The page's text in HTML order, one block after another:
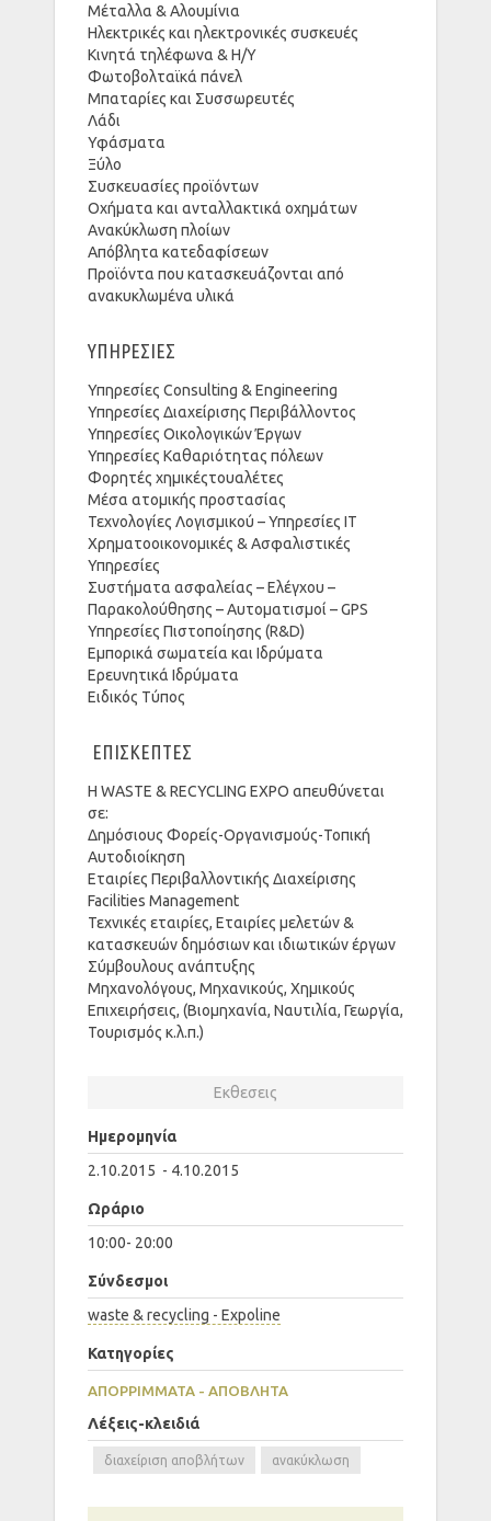
Μέταλλα & Αλουμίνια
Ηλεκτρικές και ηλεκτρονικές συσκευές
Κινητά τηλέφωνα & Η/Υ
Φωτοβολταϊκά πάνελ
Μπαταρίες και Συσσωρευτές
Λάδι
Υφάσματα
Ξύλο
Συσκευασίες προϊόντων
Οχήματα και ανταλλακτικά οχημάτων
Ανακύκλωση πλοίων
Απόβλητα κατεδαφίσεων
Προϊόντα που κατασκευάζονται από
ανακυκλωμένα υλικά
ΥΠΗΡΕΣΙΕΣ
Υπηρεσίες Consulting & Engineering
Υπηρεσίες Διαχείρισης Περιβάλλοντος
Υπηρεσίες Οικολογικών Έργων
Υπηρεσίες Καθαριότητας πόλεων
Φορητές χημικέςτουαλέτες
Μέσα ατομικής προστασίας
Τεχνολογίες Λογισμικού – Υπηρεσίες ΙΤ
Χρηματοοικονομικές & Ασφαλιστικές
Υπηρεσίες
Συστήματα ασφαλείας – Ελέγχου –
Παρακολούθησης – Αυτοματισμοί – GPS
Υπηρεσίες Πιστοποίησης (R&D)
Εμπορικά σωματεία και Ιδρύματα
Ερευνητικά Ιδρύματα
Ειδικός Τύπος
ΕΠΙΣΚΕΠΤΕΣ
Η WASTE & RECYCLING EXPO απευθύνεται
σε:
Δημόσιους Φορείς-Οργανισμούς-Τοπική
Αυτοδιοίκηση
Εταιρίες Περιβαλλοντικής Διαχείρισης
Facilities Management
Τεχνικές εταιρίες, Εταιρίες μελετών &
κατασκευών δημόσιων και ιδιωτικών έργων
Σύμβουλους ανάπτυξης
Μηχανολόγους, Μηχανικούς, Χημικούς
Επιχειρήσεις, (Βιομηχανία, Ναυτιλία, Γεωργία,
Τουρισμός κ.λ.π.)
Εκθεσεις
Ημερομηνία
2.10.2015 - 4.10.2015
Ωράριο
10:00- 20:00
Σύνδεσμοι
waste & recycling - Expoline
Κατηγορίες
ΑΠΟΡΡΊΜΜΑΤΑ - ΑΠΌΒΛΗΤΑ
Λέξεις-κλειδιά
διαχείριση αποβλήτων ανακύκλωση